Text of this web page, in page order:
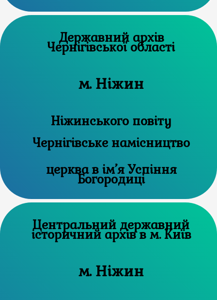
Державний архів
Чернігівської області
м. Ніжин
Ніжинського повіту
Чернігівське намісництво
церква в ім’я Успіння
Богородиці
Центральний державний
історичний архів в м. Київ
м. Ніжин